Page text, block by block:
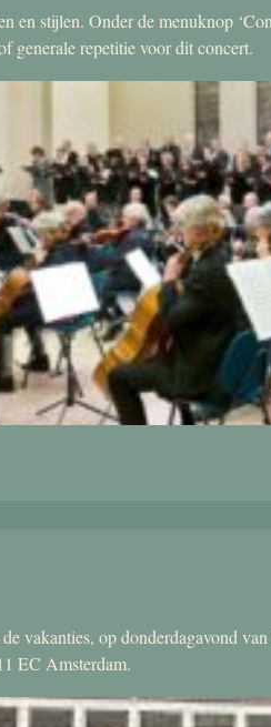
en stijlen. Onder de menuknop
generale repetitie voor dit concert.
vakanties, op donderdagavond
EC Amsterdam.